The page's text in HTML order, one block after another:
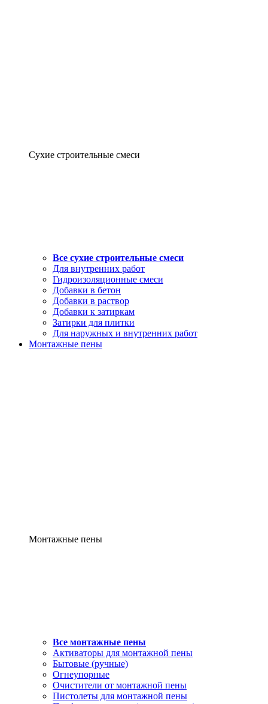
Сухие строительные смеси
Все сухие строительные смеси
Для внутренних работ
Гидроизоляционные смеси
Добавки в бетон
Добавки в раствор
Добавки к затиркам
Затирки для плитки
Для наружных и внутренних работ
Монтажные пены
Монтажные пены
Все монтажные пены
Активаторы для монтажной пены
Бытовые (ручные)
Огнеупорные
Очистители от монтажной пены
Пистолеты для монтажной пены